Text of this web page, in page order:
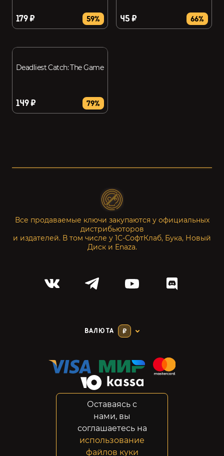
179 ₽ 59% 45 ₽ 66%
Deadliest Catch: The Game
149 ₽ 79%
Все продаваемые ключи закупаются у официальных
дистрибьюторов
и издателей. В том числе у 1С-СофтКлаб, Бука, Новый
Диск и Enaza.
ВАЛЮТА ₽
Конфиденциальность
Возвраты
Правовая информация
Оставаясь с
нами, вы
соглашаетесь на
использование
файлов куки